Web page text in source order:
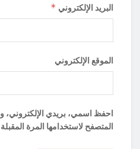
البريد الإلكتروني *
الموقع الإلكتروني
احفظ اسمي، بريدي الإلكتروني،
المتصفح لاستخدامها المرة